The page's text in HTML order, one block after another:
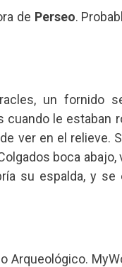
de Perseo.
un fornido
le estaban
ver en el relieve.
boca
su espalda, y
Arqueológico.